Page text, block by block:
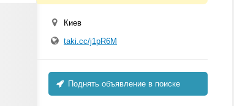
Киев
taki.cc/j1pR6M
Поднять объявление в поиске